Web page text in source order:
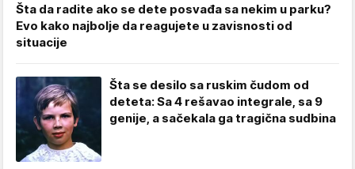
Šta da radite ako se dete posvađa sa nekim u parku?
Evo kako najbolje da reagujete u zavisnosti od
situacije
Šta se desilo sa ruskim čudom od
deteta: Sa 4 rešavao integrale, sa 9
genije, a sačekala ga tragična sudbina